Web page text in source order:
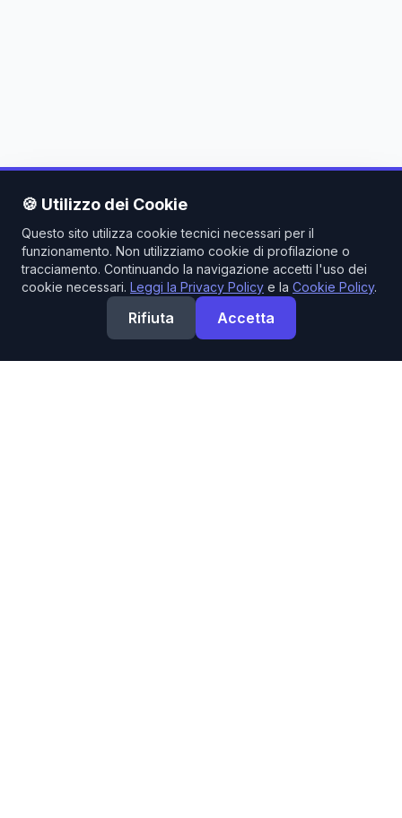
🍪 Utilizzo dei Cookie
Questo sito utilizza cookie tecnici necessari per il
funzionamento. Non utilizziamo cookie di profilazione o
tracciamento. Continuando la navigazione accetti l'uso dei
cookie necessari. Leggi la Privacy Policy e la Cookie Policy.
Rifiuta Accetta